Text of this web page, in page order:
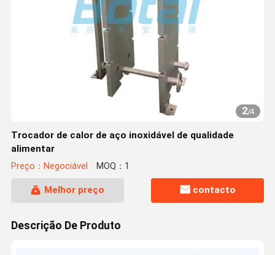
2/4
Trocador de calor de aço inoxidável de qualidade
alimentar
Preço：Negociável MOQ：1
Melhor preço contacto
Descrição De Produto